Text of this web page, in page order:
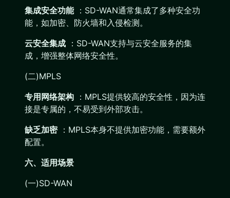
集成安全功能：SD-WAN通常集成了多种安全功
能，如加密、防火墙和入侵检测。
云安全集成 ：SD-WAN支持与云安全服务的集
成，增强整体网络安全性。
(二)MPLS
专用网络架构 ：MPLS提供较高的安全性，因为连
接是专属的，不易受到外部攻击。
缺乏加密：MPLS本身不提供加密功能，需要额外
配置。
六、适用场景
(一)SD-WAN